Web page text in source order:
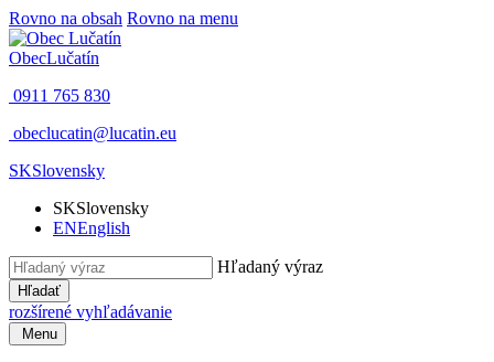
Rovno na obsah Rovno na menu
ObecLučatín
0911 765 830
obeclucatin@lucatin.eu
SKSlovensky
SKSlovensky
ENEnglish
Hľadaný výraz
Hľadať
rozšírené vyhľadávanie
Menu